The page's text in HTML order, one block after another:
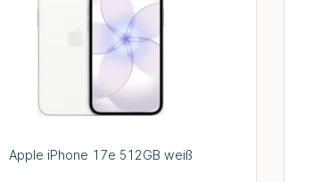
Apple iPhone 17e 512GB weiß